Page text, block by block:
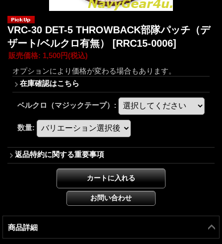
VRC-30 DET-5 THROWBACK部隊パッチ（デ
ザート/ベルクロ有無） [RRC15-0006]
販売価格: 1,500円(税込)
オプションにより価格が変わる場合もあります。
在庫確認はこちら
ベルクロ（マジックテープ） :
数量:
返品特約に関する重要事項
商品詳細